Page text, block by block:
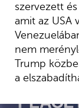
szervezett
amit az USA
nem
Trump
a